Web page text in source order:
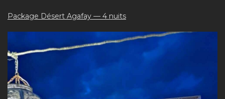
Package Désert Agafay — 4 nuits